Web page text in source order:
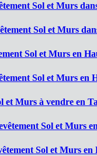
Sol et Murs
Sol et Murs
Sol et Murs en
Sol et Murs en
et Murs à vendre en
Sol et Murs
Sol et Murs en